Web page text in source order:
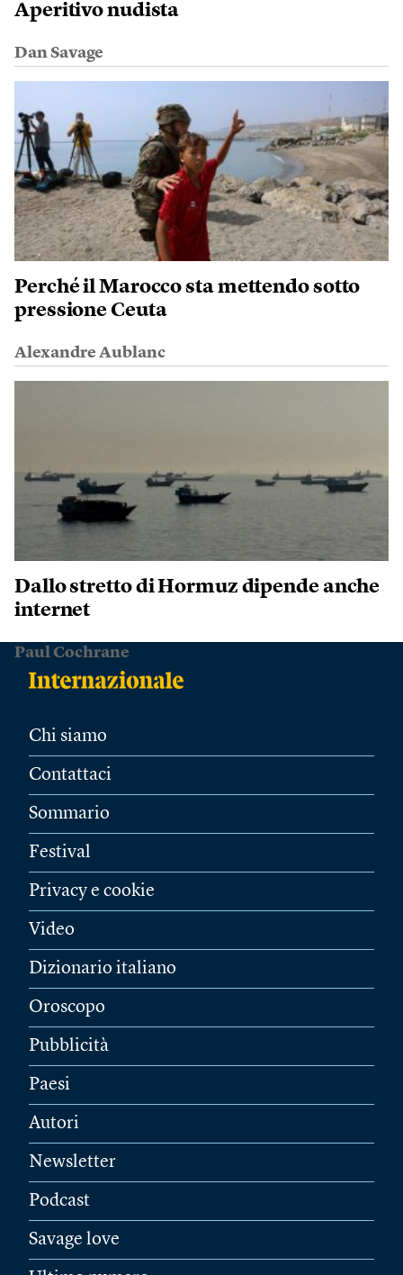
Aperitivo nudista
Dan Savage
Perché il Marocco sta mettendo sotto
pressione Ceuta
Alexandre Aublanc
Dallo stretto di Hormuz dipende anche
internet
Paul Cochrane
Chi siamo
Contattaci
Sommario
Festival
Privacy e cookie
Video
Dizionario italiano
Oroscopo
Pubblicità
Paesi
Autori
Newsletter
Podcast
Savage love